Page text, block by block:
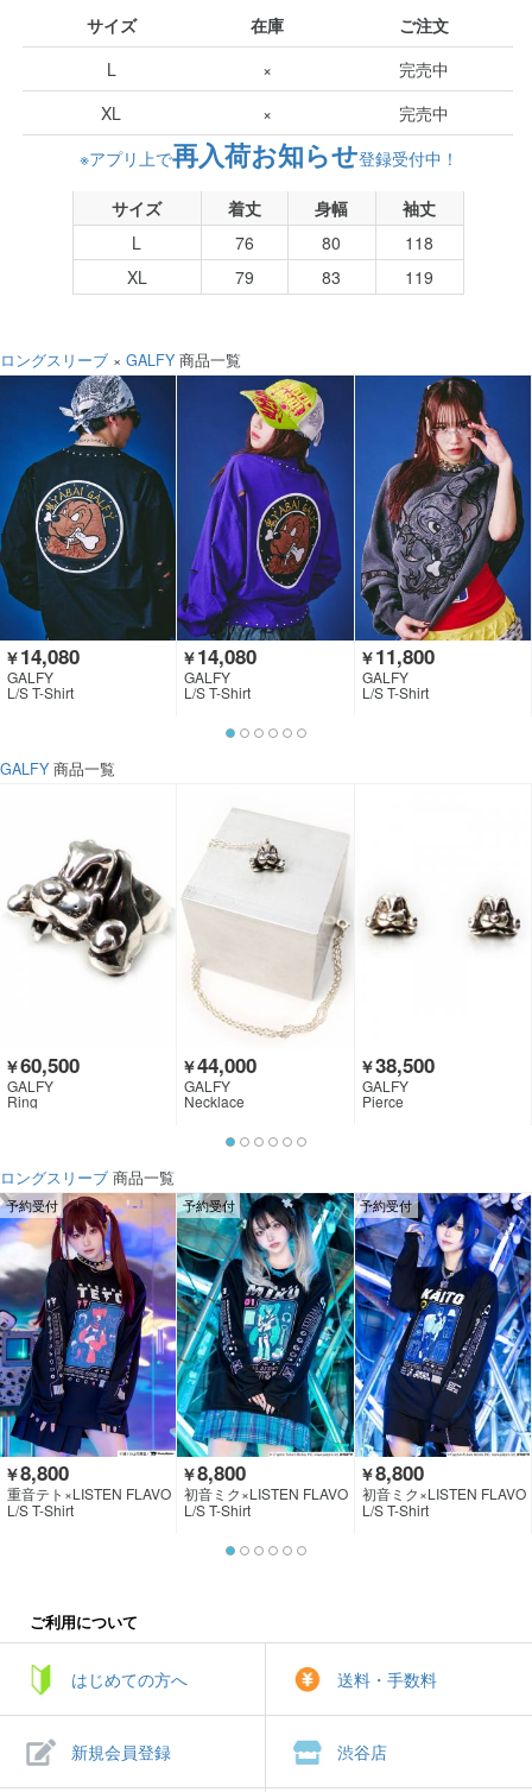
サイズ 在庫
ご注文
L
×
完売中
XL
×
完売中
※アプリ上で再入荷お知らせ登録受付中！
サイズ 着丈 身幅
袖丈
L
76 80
118
XL
79 83 119
ロングスリーブ × GALFY 商品一覧
￥14,080
GALFY
L/S T-Shirt
￥14,080
GALFY
L/S T-Shirt
￥11,800
GALFY
L/S T-Shirt
GALFY 商品一覧
￥60,500
GALFY
Ring
￥44,000
GALFY
Necklace
￥38,500
GALFY
Pierce
ロングスリーブ 商品一覧
予約受付
￥8,800
重音テト×LISTEN FLAVO
R
L/S T-Shirt
予約受付
￥8,800
初音ミク×LISTEN FLAVO
R
L/S T-Shirt
予約受付
￥8,800
初音ミク×LISTEN FLAVO
R
L/S T-Shirt
ご利用について
はじめての方へ 送料・手数料
新規会員登録 渋谷店